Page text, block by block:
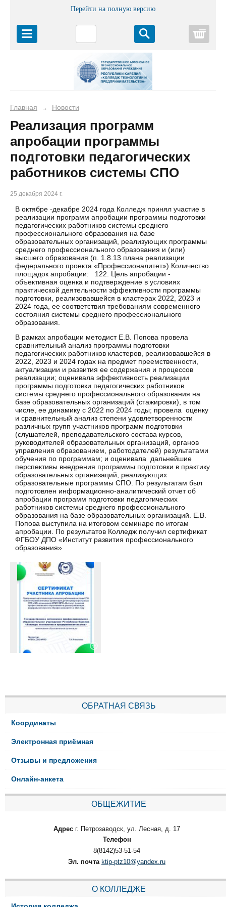
Перейти на полную версию
Главная → Новости
Реализация программ
апробации программы
подготовки педагогических
работников системы СПО
25 декабря 2024 г.
В октябре -декабре 2024 года Колледж принял участие в
реализации программ апробации программы подготовки
педагогических работников системы среднего
профессионального образования на базе
образовательных организаций, реализующих программы
среднего профессионального образования и (или)
высшего образования (п. 1.8.13 плана реализации
федерального проекта «Профессионалитет») Количество
площадок апробации: 122. Цель апробации -
объективная оценка и подтверждение в условиях
практической деятельности эффективности программы
подготовки, реализовавшейся в кластерах 2022, 2023 и
2024 года, ее соответствия требованиям современного
состояния системы среднего профессионального
образования.
В рамках апробации методист Е.В. Попова провела
сравнительный анализ программы подготовки
педагогических работников кластеров, реализовавшейся в
2022, 2023 и 2024 годах на предмет преемственности,
актуализации и развития ее содержания и процессов
реализации; оценивала эффективность реализации
программы подготовки педагогических работников
системы среднего профессионального образования на
базе образовательных организаций (стажировки), в том
числе, ее динамику с 2022 по 2024 годы; провела оценку
и сравнительный анализ степени удовлетворенности
различных групп участников программ подготовки
(слушателей, преподавательского состава курсов,
руководителей образовательных организаций, органов
управления образованием, работодателей) результатами
обучения по программам; и оценивала дальнейшие
перспективы внедрения программы подготовки в практику
образовательных организаций, реализующих
образовательные программы СПО. По результатам был
подготовлен информационно-аналитический отчет об
апробации программ подготовки педагогических
работников системы среднего профессионального
образования на базе образовательных организаций. Е.В.
Попова выступила на итоговом семинаре по итогам
апробации. По результатов Колледж получил сертификат
ФГБОУ ДПО «Институт развития профессионального
образования»
ОБРАТНАЯ СВЯЗЬ
Координаты
Электронная приёмная
Отзывы и предложения
Онлайн-анкета
ОБЩЕЖИТИЕ
Адрес г. Петрозаводск, ул. Лесная, д. 17
Телефон
8(8142)53-51-54
Эл. почта ktip-ptz10@yandex.ru
О КОЛЛЕДЖЕ